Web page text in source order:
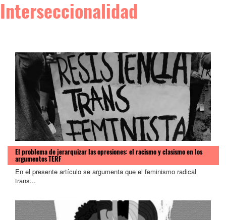
Interseccionalidad
El problema de jerarquizar las opresiones: el racismo y clasismo en los
argumentos TERF
En el presente artículo se argumenta que el feminismo radical
trans...